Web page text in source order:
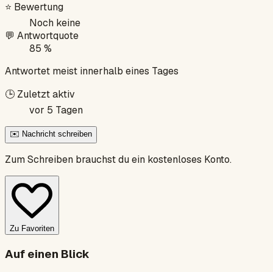
⭐ Bewertung
Noch keine
💬 Antwortquote
85 %
Antwortet meist innerhalb eines Tages
🕒 Zuletzt aktiv
vor 5 Tagen
✉️ Nachricht schreiben
Zum Schreiben brauchst du ein kostenloses Konto.
Zu Favoriten
Auf einen Blick